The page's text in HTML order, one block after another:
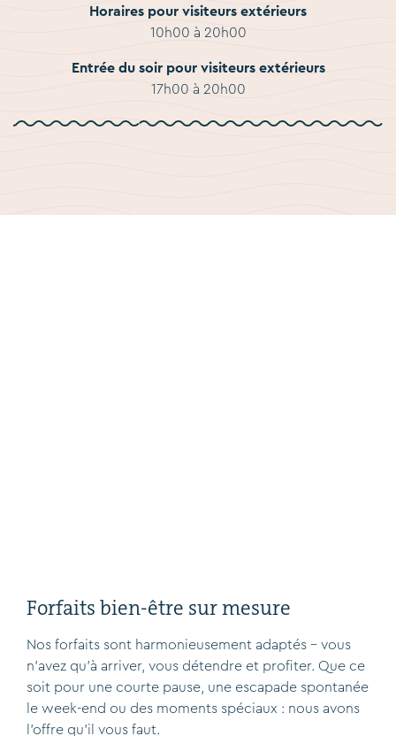
Horaires pour visiteurs extérieurs
10h00 à 20h00
Entrée du soir pour visiteurs extérieurs
17h00 à 20h00
Forfaits bien-être sur mesure
Nos forfaits sont harmonieusement adaptés – vous
n'avez qu'à arriver, vous détendre et profiter. Que ce
soit pour une courte pause, une escapade spontanée
le week-end ou des moments spéciaux : nous avons
l'offre qu'il vous faut.